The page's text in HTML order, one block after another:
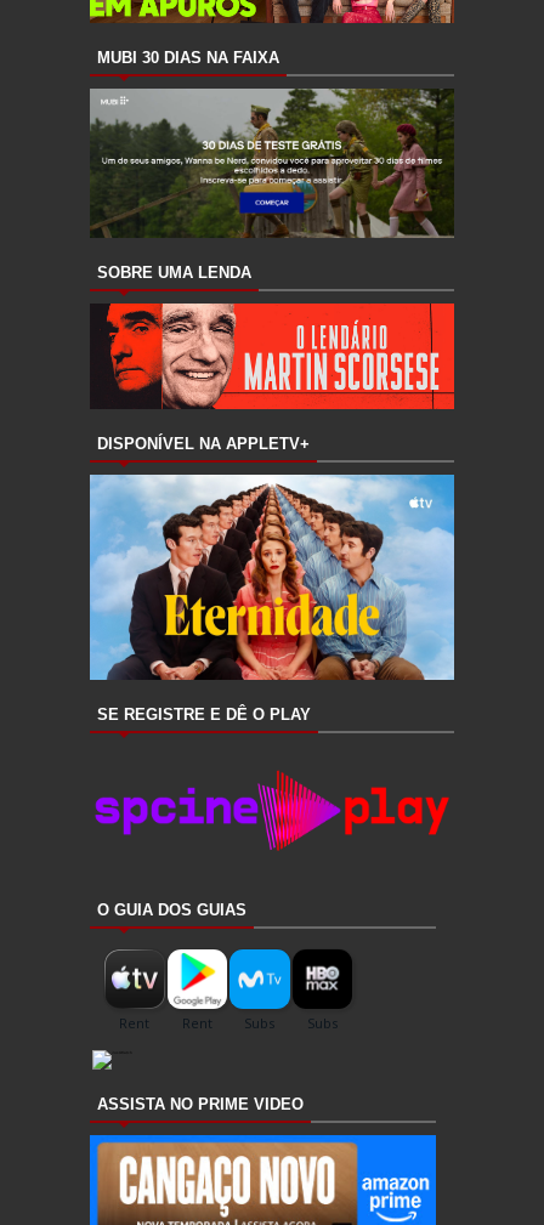
MUBI 30 DIAS NA FAIXA
SOBRE UMA LENDA
DISPONÍVEL NA APPLETV+
SE REGISTRE E DÊ O PLAY
O GUIA DOS GUIAS
ASSISTA NO PRIME VIDEO